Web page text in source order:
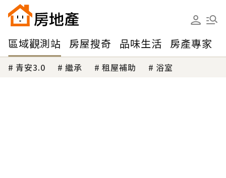
區域觀測站 房屋搜奇 品味生活 房產專家
青安3.0 繼承 租屋補助 浴室